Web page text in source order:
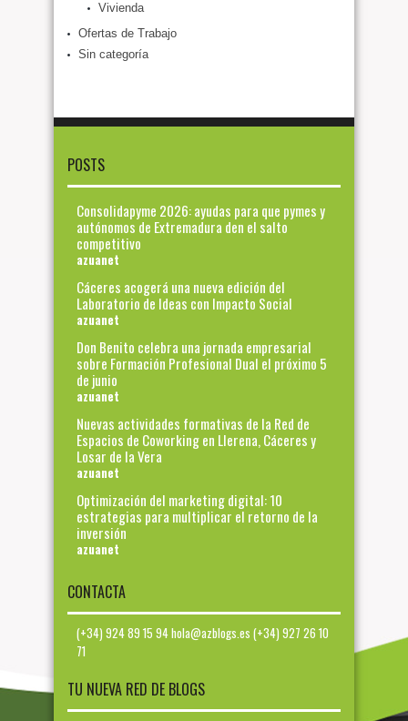
Vivienda
Ofertas de Trabajo
Sin categoría
POSTS
Consolidapyme 2026: ayudas para que pymes y
autónomos de Extremadura den el salto
competitivo
azuanet
Cáceres acogerá una nueva edición del
Laboratorio de Ideas con Impacto Social
azuanet
Don Benito celebra una jornada empresarial
sobre Formación Profesional Dual el próximo 5
de junio
azuanet
Nuevas actividades formativas de la Red de
Espacios de Coworking en Llerena, Cáceres y
Losar de la Vera
azuanet
Optimización del marketing digital: 10
estrategias para multiplicar el retorno de la
inversión
azuanet
CONTACTA
(+34) 924 89 15 94 hola@azblogs.es (+34) 927 26 10
71
TU NUEVA RED DE BLOGS